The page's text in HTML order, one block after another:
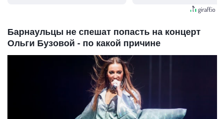
Барнаульцы не спешат попасть на концерт
Ольги Бузовой - по какой причине